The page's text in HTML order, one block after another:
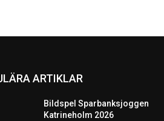
ARTIKLAR
Bildspel Sparbanksjoggen
Katrineholm 2026